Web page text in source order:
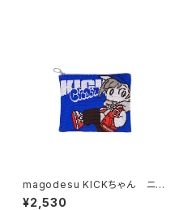
magodesu KICKちゃん ニッ
トポーチ
¥2,530